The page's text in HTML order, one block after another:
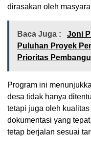
dirasakan oleh
Baca Juga :
Joni
Puluhan Proyek
Prioritas
Program ini
desa tidak hanya
tetapi juga oleh
dokumentasi yang
tetap berjalan sesuai